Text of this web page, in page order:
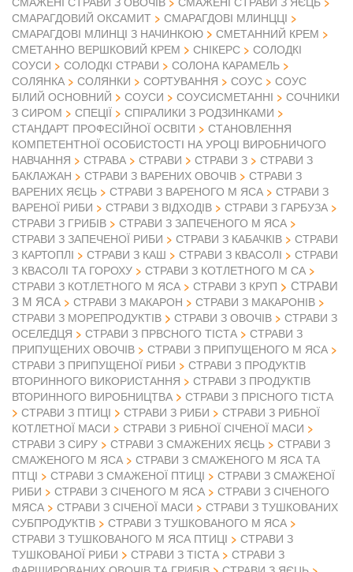
СМАРАГДОВИЙ ОКСАМИТ
СМАРАГДОВІ МЛИНЦЦІ
СМАРАГДОВІ МЛИНЦІ З НАЧИНКОЮ
СМЕТАННИЙ КРЕМ
СМЕТАННО ВЕРШКОВИЙ КРЕМ
СНІКЕРС
СОЛОДКІ
СОУСИ
СОЛОДКІ СТРАВИ
СОЛОНА КАРАМЕЛЬ
СОЛЯНКА
СОЛЯНКИ СОРТУВАННЯ СОУС
СОУС
БІЛИЙ ОСНОВНИЙ
СОУСИ СОУСИСМЕТАННІ
СОЧНИКИ
З СИРОМ
СПЕЦІЇ
СПІРАЛИКИ З РОДЗИНКАМИ
СТАНДАРТ ПРОФЕСІЙНОЇ ОСВІТИ
СТАНОВЛЕННЯ
КОМПЕТЕНТНОЇ ОСОБИСТОСТІ НА УРОЦІ ВИРОБНИЧОГО
НАВЧАННЯ
СТРАВА СТРАВИ СТРАВИ З
СТРАВИ З
БАКЛАЖАН
СТРАВИ З ВАРЕНИХ ОВОЧІВ
СТРАВИ З
ВАРЕНИХ ЯЄЦЬ
СТРАВИ З ВАРЕНОГО М ЯСА
СТРАВИ З
ВАРЕНОЇ РИБИ
СТРАВИ З ВІДХОДІВ
СТРАВИ З ГАРБУЗА
СТРАВИ З ГРИБІВ
СТРАВИ З ЗАПЕЧЕНОГО М ЯСА
СТРАВИ З ЗАПЕЧЕНОЇ РИБИ
СТРАВИ З КАБАЧКІВ
СТРАВИ
З КАРТОПЛІ
СТРАВИ З КАШ СТРАВИ З КВАСОЛІ
СТРАВИ
З КВАСОЛІ ТА ГОРОХУ
СТРАВИ З КОТЛЕТНОГО М СА
СТРАВИ З КОТЛЕТНОГО М ЯСА
СТРАВИ З КРУП
СТРАВИ
З М ЯСА
СТРАВИ З МАКАРОН
СТРАВИ З МАКАРОНІВ
СТРАВИ З МОРЕПРОДУКТІВ
СТРАВИ З ОВОЧІВ
СТРАВИ З
ОСЕЛЕДЦЯ
СТРАВИ З ПРВСНОГО ТІСТА
СТРАВИ З
ПРИПУЩЕНИХ ОВОЧІВ
СТРАВИ З ПРИПУЩЕНОГО М ЯСА
СТРАВИ З ПРИПУЩЕНОЇ РИБИ
СТРАВИ З ПРОДУКТІВ
ВТОРИННОГО ВИКОРИСТАННЯ
СТРАВИ З ПРОДУКТІВ
ВТОРИННОГО ВИРОБНИЦТВА
СТРАВИ З ПРІСНОГО ТІСТА
СТРАВИ З ПТИЦІ
СТРАВИ З РИБИ
СТРАВИ З РИБНОЇ
КОТЛЕТНОЇ МАСИ
СТРАВИ З РИБНОЇ СІЧЕНОЇ МАСИ
СТРАВИ З СИРУ
СТРАВИ З СМАЖЕНИХ ЯЄЦЬ
СТРАВИ З
СМАЖЕНОГО М ЯСА
СТРАВИ З СМАЖЕНОГО М ЯСА ТА
ПТЦІ
СТРАВИ З СМАЖЕНОЇ ПТИЦІ
СТРАВИ З СМАЖЕНОЇ
РИБИ
СТРАВИ З СІЧЕНОГО М ЯСА
СТРАВИ З СІЧЕНОГО
МЯСА
СТРАВИ З СІЧЕНОЇ МАСИ
СТРАВИ З ТУШКОВАНИХ
СУБПРОДУКТІВ
СТРАВИ З ТУШКОВАНОГО М ЯСА
СТРАВИ З ТУШКОВАНОГО М ЯСА ПТИЦІ
СТРАВИ З
ТУШКОВАНОЇ РИБИ
СТРАВИ З ТІСТА
СТРАВИ З